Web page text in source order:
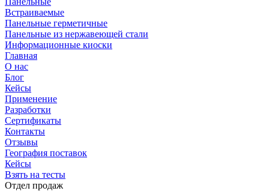
Встраиваемые
Панельные герметичные
Панельные из нержавеющей стали
Информационные киоски
Главная
О нас
Блог
Кейсы
Применение
Разработки
Сертификаты
Контакты
Отзывы
География поставок
Кейсы
Взять на тесты
Отдел продаж